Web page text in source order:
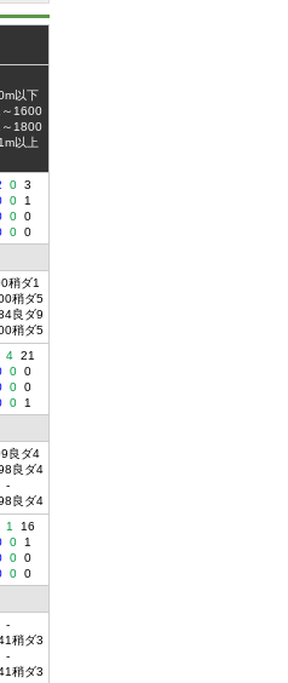
以下
1600
1800
以上
0 3
0
1
0 0
0 0
稍ダ1
稍ダ5
良ダ9
稍ダ5
4 21
0 0
0 0
0 1
良ダ4
良ダ4
-
良ダ4
1
16
0
1
0 0
0 0
-
稍ダ3
-
稍ダ3